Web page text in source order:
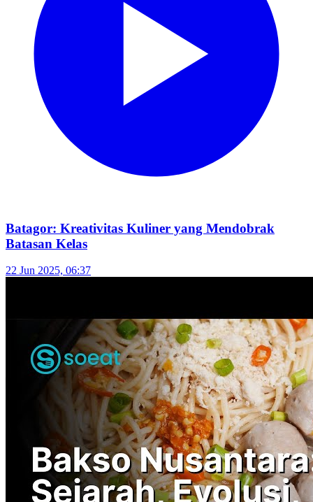
Batagor: Kreativitas Kuliner yang Mendobrak
Batasan Kelas
22 Jun 2025, 06:37